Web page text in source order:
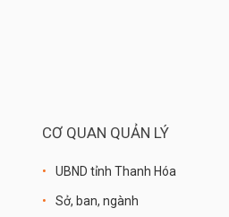
CƠ QUAN QUẢN LÝ
UBND tỉnh Thanh Hóa
Sở, ban, ngành